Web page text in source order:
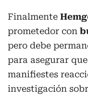
Finalmente
prometedor con
pero debe
para asegurar
manifiestes
investigación